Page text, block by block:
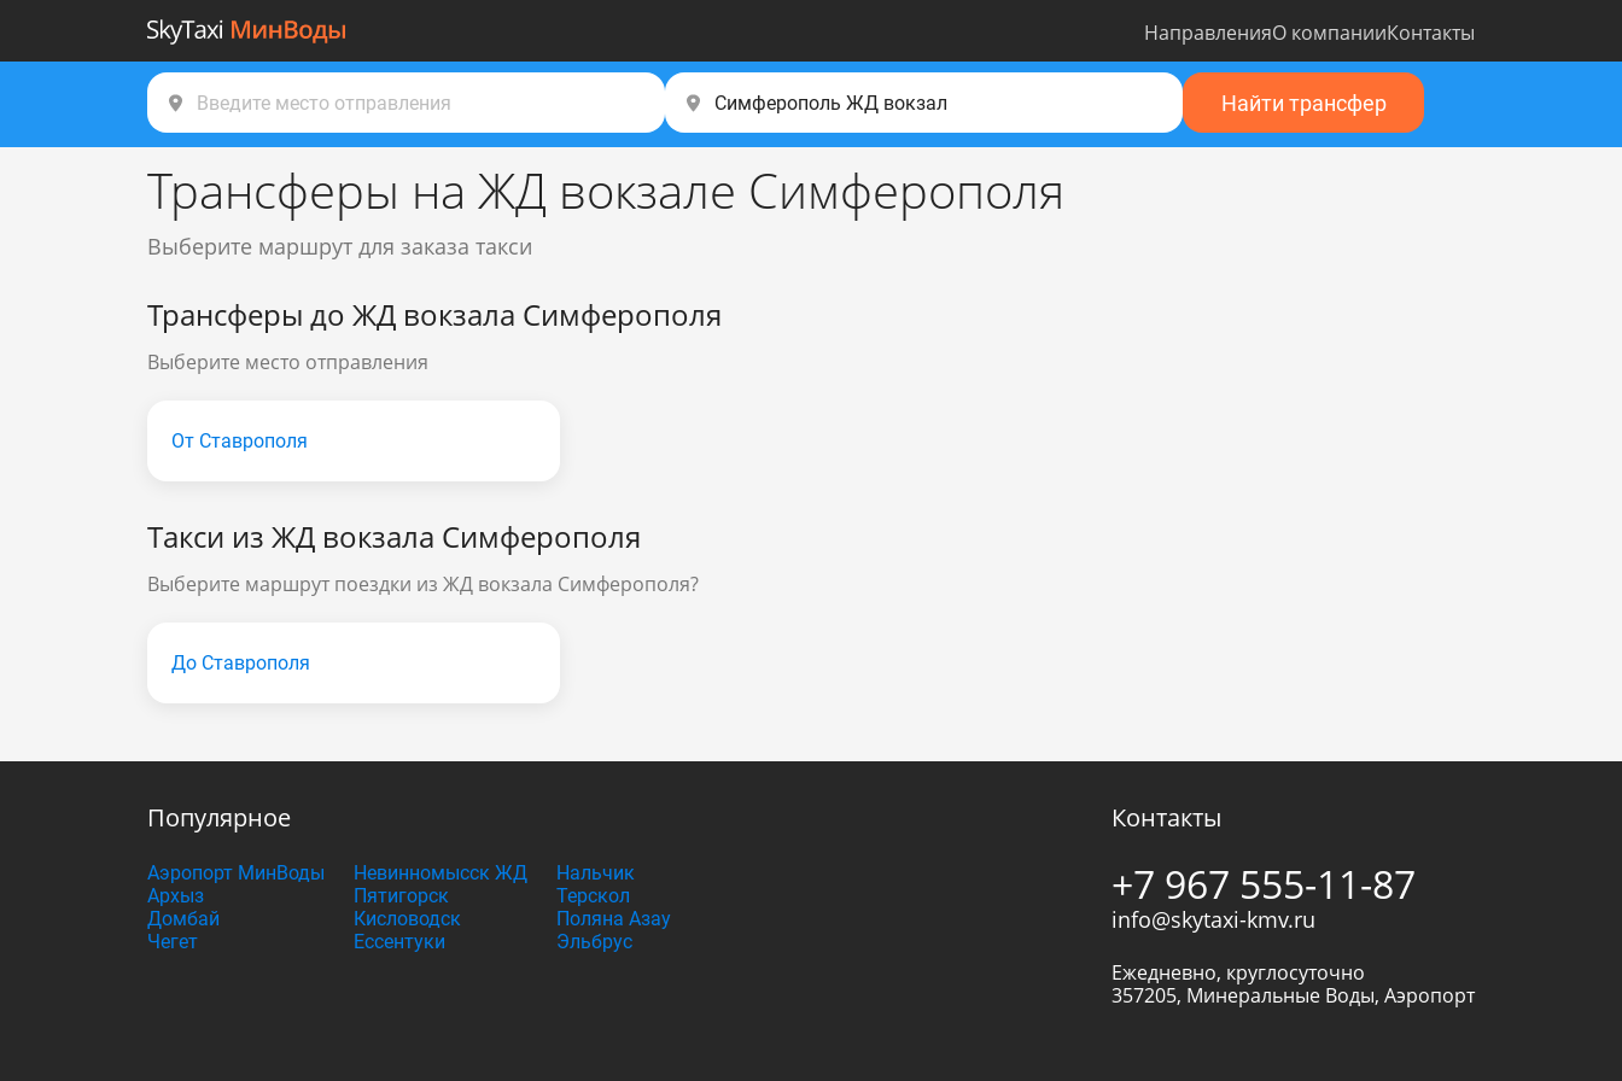
НаправленияО компанииКонтакты
Найти трансфер
Трансферы на ЖД вокзале Симферополя
Выберите маршрут для заказа такси
Трансферы до ЖД вокзала Симферополя
Выберите место отправления
От Ставрополя
Такси из ЖД вокзала Симферополя
Выберите маршрут поездки из ЖД вокзала Симферополя?
До Ставрополя
Популярное
Аэропорт МинВоды
Архыз
Домбай
Чегет
Невинномысск ЖД
Пятигорск
Кисловодск
Ессентуки
Нальчик
Терскол
Поляна Азау
Эльбрус
Контакты
+7 967 555-11-87
info@skytaxi-kmv.ru
Ежедневно, круглосуточно
357205, Минеральные Воды, Аэропорт